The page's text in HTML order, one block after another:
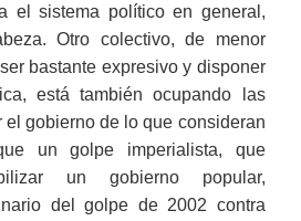
el sistema político en general,
Otro colectivo, de menor
bastante expresivo y disponer
está también ocupando las
el gobierno de lo que consideran
un golpe imperialista, que
un gobierno popular,
del golpe de 2002 contra